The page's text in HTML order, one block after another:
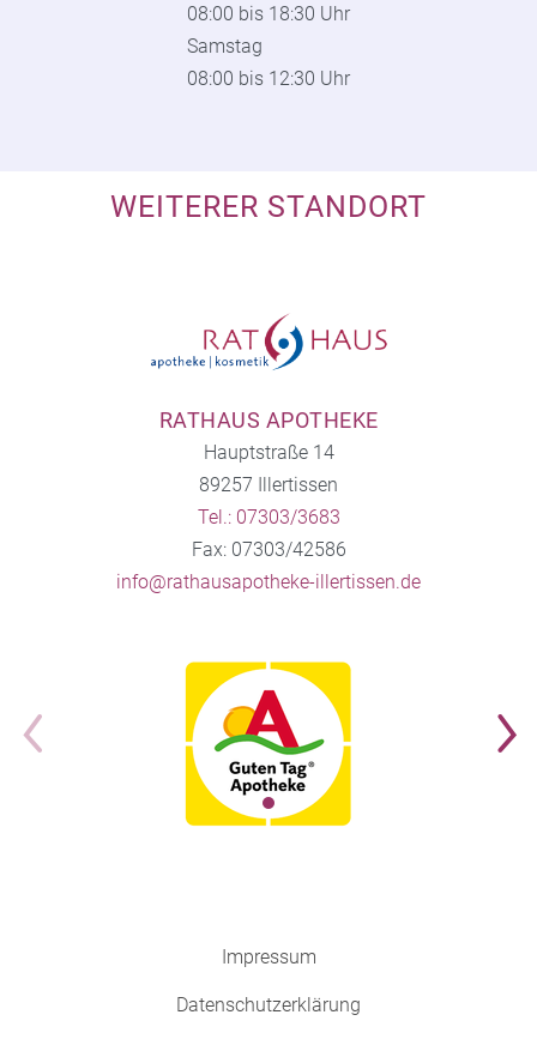
08:00 bis 18:30 Uhr
Samstag
08:00 bis 12:30 Uhr
WEITERER STANDORT
RATHAUS APOTHEKE
Hauptstraße 14
89257 Illertissen
Tel.: 07303/3683
Fax: 07303/42586
info@rathausapotheke-illertissen.de
Impressum
Datenschutzerklärung